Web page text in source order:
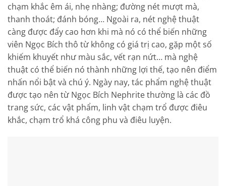
chạm khắc êm ái, nhẹ nhàng; đường nét mượt mà,
thanh thoát; đánh bóng… Ngoài ra, nét nghệ thuật
càng được đẩy cao hơn khi mà nó có thể biến những
viên Ngọc Bích thô từ không có giá trị cao, gặp một số
khiếm khuyết như màu sắc, vết rạn nứt… mà nghệ
thuật có thể biến nó thành những lợi thế, tạo nên điểm
nhấn nổi bật và chú ý. Ngày nay, tác phẩm nghệ thuật
được tạo nên từ Ngọc Bích Nephrite thường là các đồ
trang sức, các vật phẩm, linh vật chạm trổ được điêu
khắc, chạm trổ khá công phu và điêu luyện.